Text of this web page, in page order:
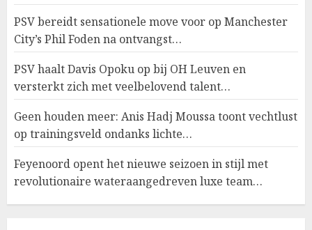
PSV bereidt sensationele move voor op Manchester
City’s Phil Foden na ontvangst…
PSV haalt Davis Opoku op bij OH Leuven en
versterkt zich met veelbelovend talent…
Geen houden meer: Anis Hadj Moussa toont vechtlust
op trainingsveld ondanks lichte…
Feyenoord opent het nieuwe seizoen in stijl met
revolutionaire wateraangedreven luxe team…